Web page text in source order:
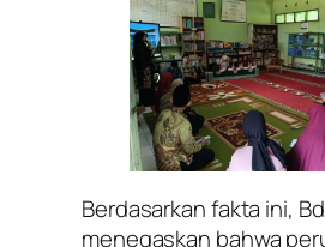
Berdasarkan fakta ini,
menegaskan bahwa